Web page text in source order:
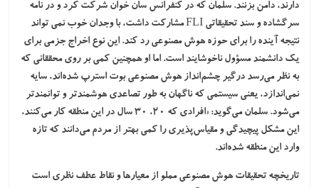
دارند، دامن بزنند. سلمان که در کنفرانس سان خوان شرکت کرد و در نامه
سرگشاده و سند تحقیقاتی FLI مشارکت داشت، با وجدان خوب نمی تواند
نتیجه آینده را برای حوزه هوش مصنوعی رد کند. این نوع اخراج جزمی برای
یک دانشمند مسؤول ناخوشایند است. اما او همچنین کمی بر روی محققانی که
به نظر می‌رسد درگیر چشم‌انداز هوش مصنوعی بوت استرپ شده‌اند، سایه
نمی‌اندازد، یعنی سیستمی که ناگهان به طور تصاعدی هوشمندتر و توانمندتر
می‌شود. سلمان می‌گوید: «افرادی که 20، 30 سال در این منطقه کار می‌کنند،
این مشکل پیچیدگی و مقیاس‌پذیری را کمی بهتر از مردم می‌دانند که تازه
وارد این منطقه شده‌اند.
تاریخچه تحقیقات هوش مصنوعی مملو از معیارها و نقاط عطف نظری است